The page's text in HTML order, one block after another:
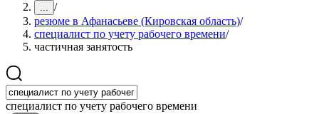
... /
резюме в Афанасьеве (Кировская область)/
специалист по учету рабочего времени/
частичная занятость
специалист по учету рабочего времени